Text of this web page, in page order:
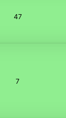
47
7